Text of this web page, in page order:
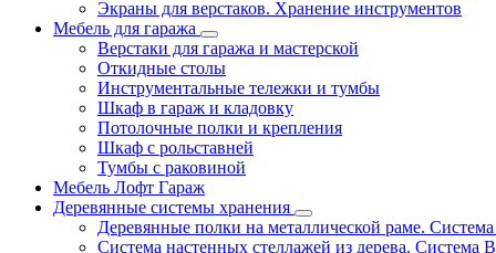
Экраны для верстаков. Хранение инструментов
Мебель для гаража
Верстаки для гаража и мастерской
Откидные столы
Инструментальные тележки и тумбы
Шкаф в гараж и кладовку
Потолочные полки и крепления
Шкаф с рольставней
Тумбы с раковиной
Мебель Лофт Гараж
Деревянные системы хранения
Деревянные полки на металлической раме.
Система настенных стеллажей из дерева. Система